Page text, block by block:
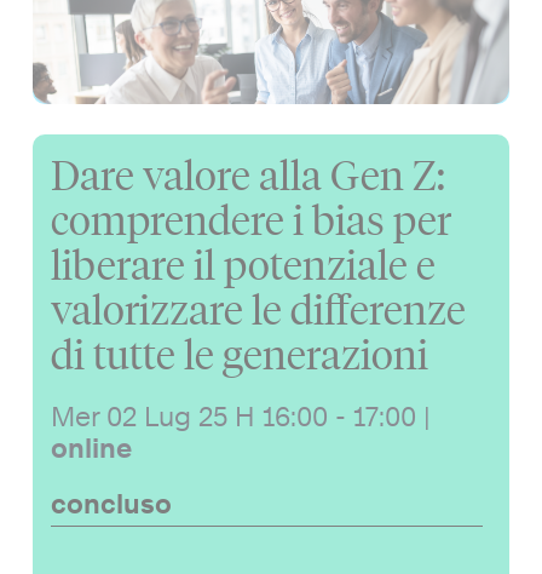
Dare valore alla Gen Z:
comprendere i bias per
liberare il potenziale e
valorizzare le differenze
di tutte le generazioni
Mer 02 Lug 25 H 16:00 - 17:00 |
online
concluso